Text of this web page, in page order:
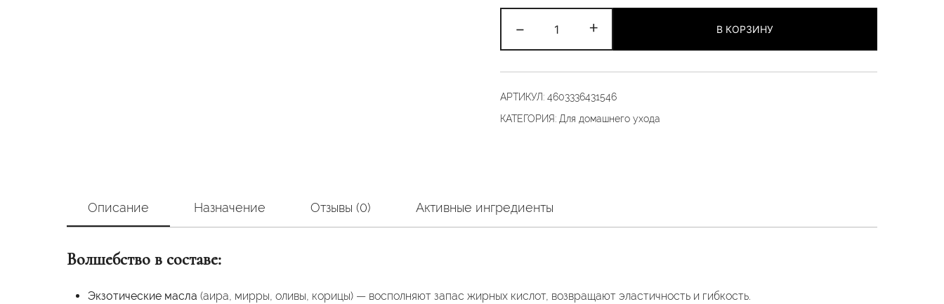
-
товара
Экспресс-
маска
5
и
+ В КОРЗИНУ
АРТИКУЛ: 4603336431546
КАТЕГОРИЯ: Для домашнего ухода
Описание Назначение Отзывы (0) Активные ингредиенты
Волшебство в составе:
Экзотические масла (аира, мирры, оливы, корицы) — восполняют запас жирных кислот, возвращают эластичность и гибкость.